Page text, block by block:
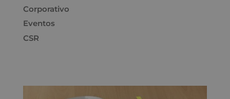
Corporativo
Eventos
CSR